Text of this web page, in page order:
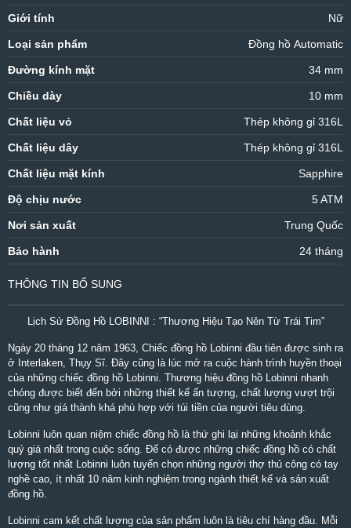
Giới tính Nữ
Loại sản phẩm Đồng hồ Automatic
Đường kính mặt 34 mm
Chiều dày 10 mm
Chất liệu vỏ Thép không gỉ 316L
Chất liệu dây Thép không gỉ 316L
Chất liệu mặt kính Sapphire
Độ chịu nước 5 ATM
Nơi sản xuất Trung Quốc
Bảo hành 24 tháng
THÔNG TIN BỔ SUNG
Lịch Sử Đồng Hồ LOBINNI : “Thương Hiệu Tạo Nên Từ Trái Tim”
Ngày 20 tháng 12 năm 1963, Chiếc đồng hồ Lobinni đầu tiên được sinh ra
ở Interlaken, Thụy Sĩ. Đây cũng là lúc mở ra cuộc hành trình huyền thoại
của những chiếc đồng hồ Lobinni. Thương hiệu đồng hồ Lobinni nhanh
chóng được biết đến bởi những thiết kế ấn tượng, chất lượng vượt trội
cũng như giá thành khá phù hợp với túi tiền của người tiêu dùng.
Lobinni luôn quan niệm chiếc đồng hồ là thứ ghi lại những khoảnh khắc
quý giá nhất trong cuộc sống. Để có được những chiếc đồng hồ có chất
lượng tốt nhất Lobinni luôn tuyển chọn những người thợ thủ công có tay
nghề cao, ít nhất 10 năm kinh nghiệm trong ngành thiết kế và sản xuất
đồng hồ.
Lobinni cam kết chất lượng của sản phẩm luôn là tiêu chí hàng đầu. Mỗi